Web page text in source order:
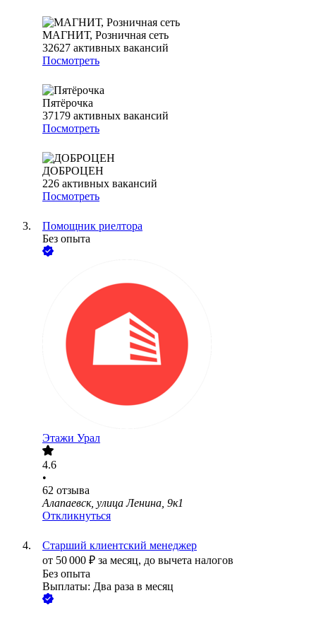
МАГНИТ, Розничная сеть
32627 активных вакансий
Посмотреть
Пятёрочка
37179 активных вакансий
Посмотреть
ДОБРОЦЕН
226 активных вакансий
Посмотреть
Помощник риелтора
Без опыта
Этажи Урал
4.6
•
62 отзыва
Алапаевск, улица Ленина, 9к1
Откликнуться
Старший клиентский менеджер
от 50 000 ₽ за месяц, до вычета налогов
Без опыта
Выплаты: Два раза в месяц